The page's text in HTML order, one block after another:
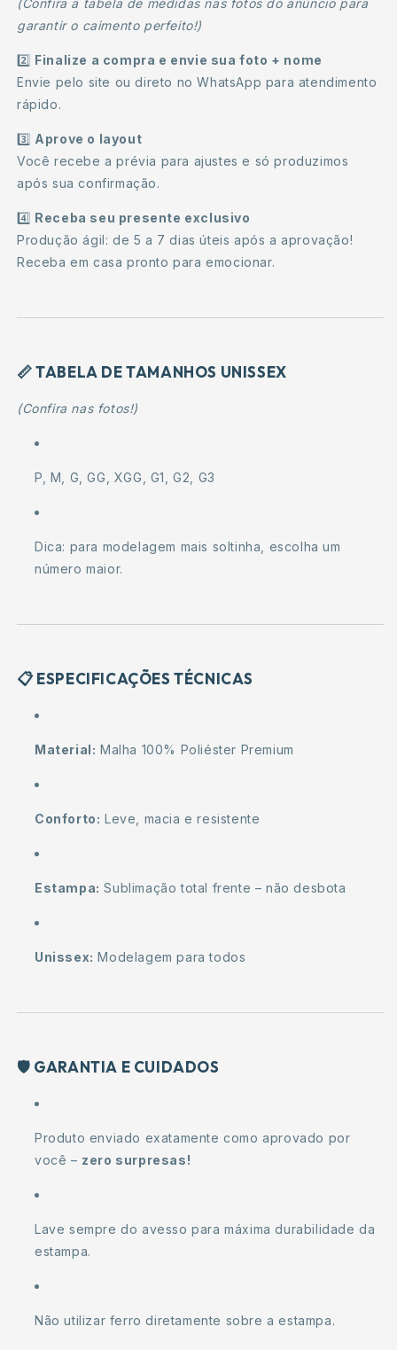
garantir o caimento perfeito!)
2️⃣ Finalize a compra e envie sua foto + nome
Envie pelo site ou direto no WhatsApp para atendimento
rápido.
3️⃣ Aprove o layout
Você recebe a prévia para ajustes e só produzimos
após sua confirmação.
4️⃣ Receba seu presente exclusivo
Produção ágil: de 5 a 7 dias úteis após a aprovação!
Receba em casa pronto para emocionar.
📏TABELA DE TAMANHOS UNISSEX
(Confira nas fotos!)
P, M, G, GG, XGG, G1, G2, G3
Dica: para modelagem mais soltinha, escolha um
número maior.
📋 ESPECIFICAÇÕES TÉCNICAS
Material: Malha 100% Poliéster Premium
Conforto: Leve, macia e resistente
Estampa: Sublimação total frente – não desbota
Unissex: Modelagem para todos
🛡️ GARANTIA E CUIDADOS
Produto enviado exatamente como aprovado por
você – zero surpresas!
Lave sempre do avesso para máxima durabilidade da
estampa.
Não utilizar ferro diretamente sobre a estampa.